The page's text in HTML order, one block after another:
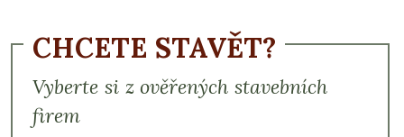
CHCETE STAVĚT?
Vyberte si z ověřených stavebních
firem